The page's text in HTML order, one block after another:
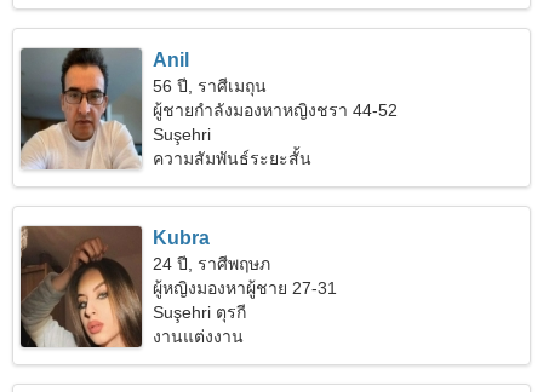
Anil
56 ปี, ราศีเมถุน
ผู้ชายกำลังมองหาหญิงชรา 44-52
Suşehri
ความสัมพันธ์ระยะสั้น
Kubra
24 ปี, ราศีพฤษภ
ผู้หญิงมองหาผู้ชาย 27-31
Suşehri ตุรกี
งานแต่งงาน